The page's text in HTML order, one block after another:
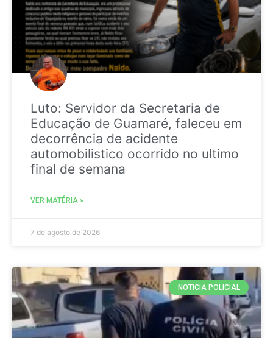
Luto: Servidor da Secretaria de
Educação de Guamaré, faleceu em
decorrência de acidente
automobilistico ocorrido no ultimo
final de semana
VER MATÉRIA »
7 de agosto de 2026
NOTICIA POLICIAL